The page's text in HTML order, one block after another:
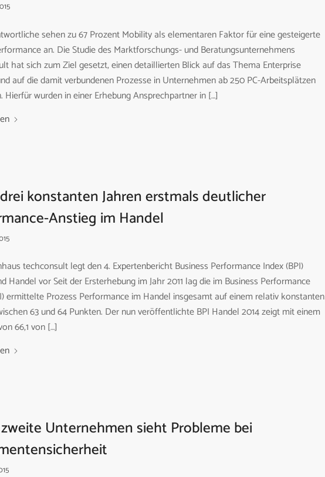
sehen zu 67 Prozent Mobility als elementaren Faktor für eine gesteigerte
an. Die Studie des Marktforschungs- und Beratungsunternehmens
hat sich zum Ziel gesetzt, einen detaillierten Blick auf das Thema Enterprise
auf die damit verbundenen Prozesse in Unternehmen ab 250 PC-Arbeitsplätzen
Hierfür wurden in einer Erhebung Ansprechpartner in […]
konstanten Jahren erstmals deutlicher
Anstieg im Handel
techconsult legt den 4. Expertenbericht Business Performance Index (BPI)
Handel vor Seit der Ersterhebung im Jahr 2011 lag die im Business Performance
ermittelte Prozess Performance im Handel insgesamt auf einem relativ konstanten
63 und 64 Punkten. Der nun veröffentlichte BPI Handel 2014 zeigt mit einem
66,1 von […]
Unternehmen sieht Probleme bei